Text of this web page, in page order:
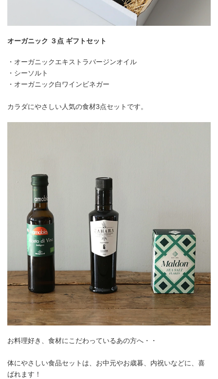
オーガニック ３点 ギフトセット
・オーガニックエキストラバージンオイル
・シーソルト
・オーガニック白ワインビネガー
カラダにやさしい人気の食材3点セットです。
お料理好き、食材にこだわっているあの方へ・・
体にやさしい食品セットは、お中元やお歳暮、内祝いなどに、喜
ばれます！